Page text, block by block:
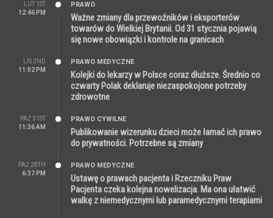
LUT 1ST
12:46 PM
PRAWO
Ważne zmiany dla przewoźników i eksporterów
towarów do Wielkiej Brytanii. Od 31 stycznia pojawią
się nowe obowiązki i kontrole na granicach
LIS 2ND
11:02 PM
PRAWO MEDYCZNE
Kolejki do lekarzy w Polsce coraz dłuższe. Średnio co
czwarty Polak deklaruje niezaspokojone potrzeby
zdrowotne
PAŹ 31ST
11:36 AM
PRAWO CYWILNE
Publikowanie wizerunku dzieci może łamać ich prawo
do prywatności. Potrzebne są zmiany
PAŹ 28TH
6:37 PM
PRAWO MEDYCZNE
Ustawę o prawach pacjenta i Rzeczniku Praw
Pacjenta czeka kolejna nowelizacja. Ma ona ułatwić
walkę z niemedycznymi lub paramedycznymi terapiami